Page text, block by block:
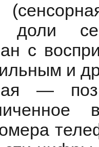
доли
с
и
—